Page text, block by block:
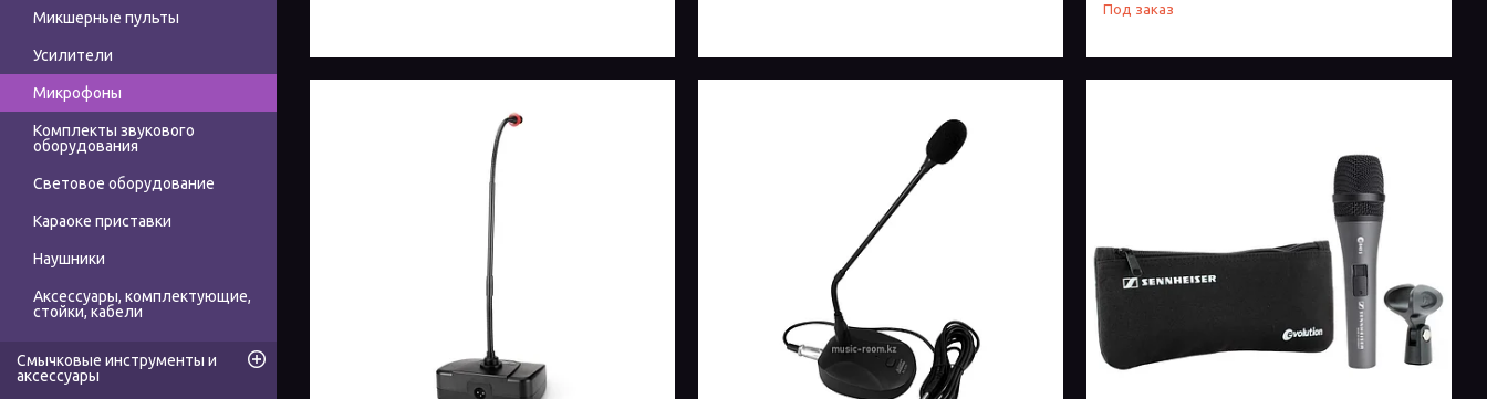
Под заказ
Микшерные пульты
Усилители
Микрофоны
Комплекты звукового
оборудования
Световое оборудование
Караоке приставки
Наушники
Аксессуары, комплектующие,
стойки, кабели
Смычковые инструменты и
аксессуары